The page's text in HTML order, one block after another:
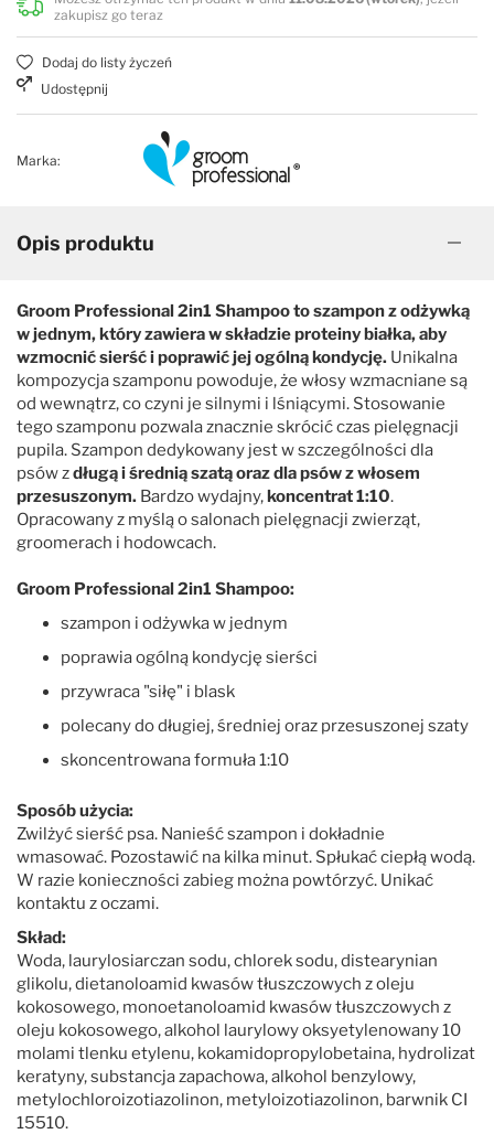
Zwiększające objętość
Groom Professional
Groomer's Goop
iGroom
Jean Peau
K9 Competition
Mubo
Pet Silk
Professional Pet Products
PSH
Show Tech
So Posh
Special One
TropiClean
zakupisz go teraz
Dodaj do listy życzeń
Udostępnij
Marka:
Opis produktu
Groom Professional 2in1 Shampoo to szampon z odżywką
w jednym, który zawiera w składzie proteiny białka, aby
wzmocnić sierść i poprawić jej ogólną kondycję. Unikalna
kompozycja szamponu powoduje, że włosy wzmacniane są
od wewnątrz, co czyni je silnymi i lśniącymi. Stosowanie
tego szamponu pozwala znacznie skrócić czas pielęgnacji
pupila. Szampon dedykowany jest w szczególności dla
psów zdługą i średnią szatą oraz dla psów z włosem
przesuszonym. Bardzo wydajny,koncentrat 1:10.
Opracowany z myślą o salonach pielęgnacji zwierząt,
groomerach i hodowcach.
Groom Professional 2in1 Shampoo:
szampon i odżywka w jednym
poprawia ogólną kondycję sierści
przywraca "siłę" i blask
polecany do długiej, średniej oraz przesuszonej szaty
skoncentrowana formuła 1:10
Sposób użycia:
Zwilżyć sierść psa. Nanieść szampon i dokładnie
wmasować. Pozostawić na kilka minut. Spłukać ciepłą wodą.
W razie konieczności zabieg można powtórzyć. Unikać
kontaktu z oczami.
Skład:
Woda, laurylosiarczan sodu, chlorek sodu, distearynian
glikolu, dietanoloamid kwasów tłuszczowych z oleju
kokosowego, monoetanoloamid kwasów tłuszczowych z
oleju kokosowego, alkohol laurylowy oksyetylenowany 10
molami tlenku etylenu, kokamidopropylobetaina, hydrolizat
keratyny, substancja zapachowa, alkohol benzylowy,
metylochloroizotiazolinon, metyloizotiazolinon, barwnik CI
15510.